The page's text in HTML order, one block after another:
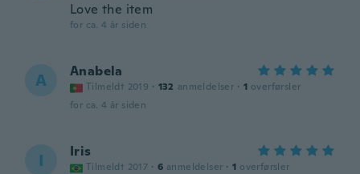
Love the item
for ca. 4 år siden
A Anabela
Tilmeldt 2019 · 132 anmeldelser · 1 overførsler
for ca. 4 år siden
I Iris
Tilmeldt 2017 · 6 anmeldelser · 1 overførsler